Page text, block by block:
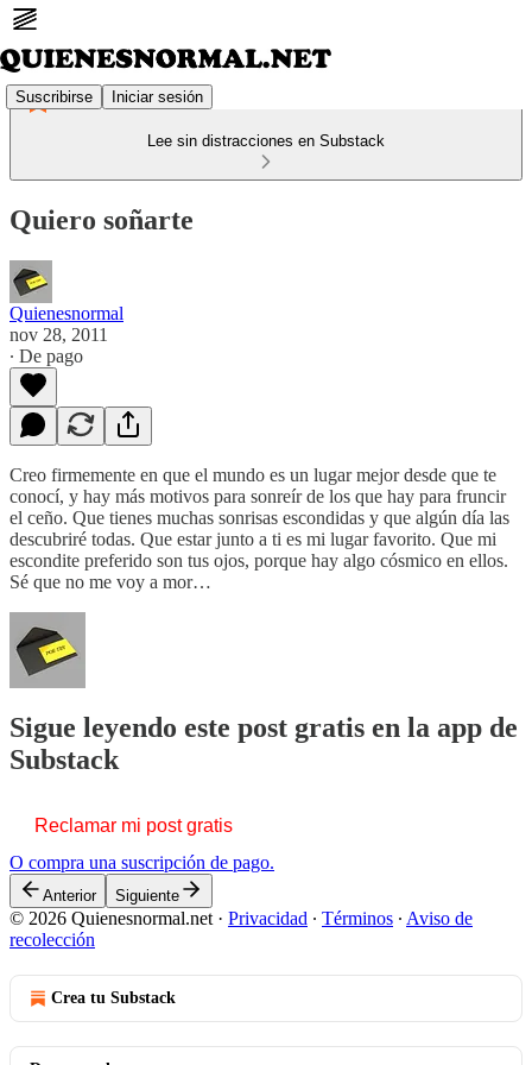
Suscribirse Iniciar sesión
Lee sin distracciones en Substack
Quiero soñarte
Quienesnormal
nov 28, 2011
∙ De pago
Creo firmemente en que el mundo es un lugar mejor desde que te
conocí, y hay más motivos para sonreír de los que hay para fruncir
el ceño. Que tienes muchas sonrisas escondidas y que algún día las
descubriré todas. Que estar junto a ti es mi lugar favorito. Que mi
escondite preferido son tus ojos, porque hay algo cósmico en ellos.
Sé que no me voy a mor…
Sigue leyendo este post gratis en la app de
Substack
Reclamar mi post gratis
O compra una suscripción de pago.
Anterior Siguiente
© 2026 Quienesnormal.net · Privacidad ∙ Términos ∙ Aviso de
recolección
Crea tu Substack